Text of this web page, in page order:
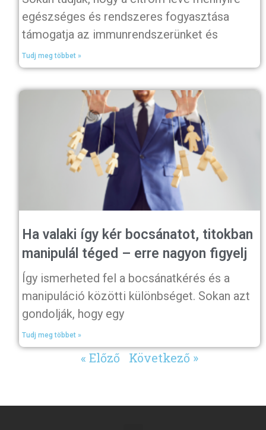
egészséges és rendszeres fogyasztása
támogatja az immunrendszerünket és
Tudj meg többet »
Ha valaki így kér bocsánatot, titokban
manipulál téged – erre nagyon figyelj
Így ismerheted fel a bocsánatkérés és a
manipuláció közötti különbséget. Sokan azt
gondolják, hogy egy
Tudj meg többet »
« Előző Következő »